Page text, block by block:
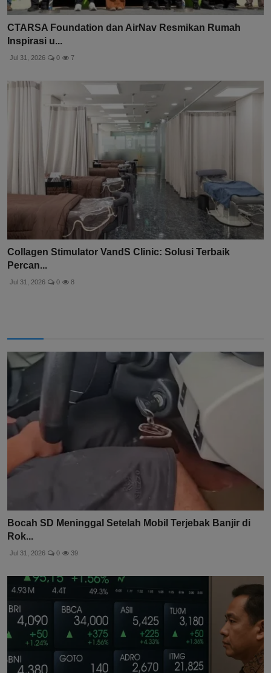
CTARSA Foundation dan AirNav Resmikan Rumah
Inspirasi u...
Jul 31, 2026 0 7
Collagen Stimulator VandS Clinic: Solusi Terbaik
Percan...
Jul 31, 2026 0 8
Bocah SD Meninggal Setelah Mobil Terjebak Banjir di
Rok...
Jul 31, 2026 0 39